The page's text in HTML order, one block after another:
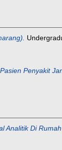
Penyakit
Analitik Di